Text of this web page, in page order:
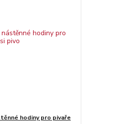
hodiny pro pivaře